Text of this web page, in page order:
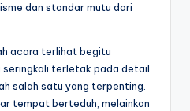
dan standar mutu dari
acara terlihat begitu
terletak pada detail
salah satu yang terpenting.
tempat berteduh, melainkan